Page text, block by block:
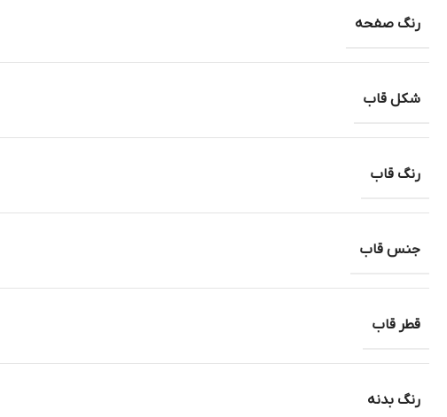
رنگ صفحه
شکل قاب
رنگ قاب
جنس قاب
قطر قاب
رنگ بدنه